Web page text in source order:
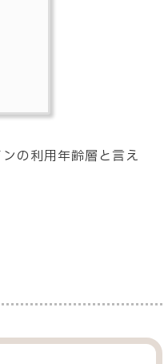
の利用年齢層と言え